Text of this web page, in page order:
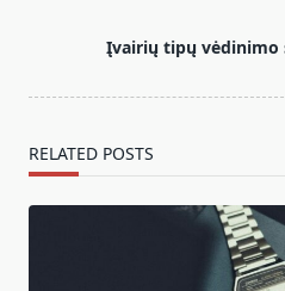
Įvairių tipų vėdinimo
RELATED POSTS